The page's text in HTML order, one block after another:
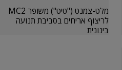
מלט-צמנט ("טיט") משופר MC2
לריצוף אריחים בסביבת תנועה
בינונית